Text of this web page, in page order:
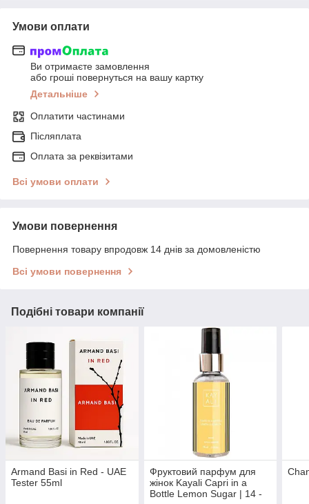
Умови оплати
Ви отримаєте замовлення
або гроші повернуться на вашу картку
Детальніше
Оплатити частинами
Післяплата
Оплата за реквізитами
Всі умови оплати
Умови повернення
Повернення товару впродовж 14 днів за домовленістю
Всі умови повернення
Подібні товари компанії
Armand Basi in Red - UAE
Tester 55ml
Фруктовий парфум для
жінок Kayali Capri in a
Bottle Lemon Sugar | 14 -